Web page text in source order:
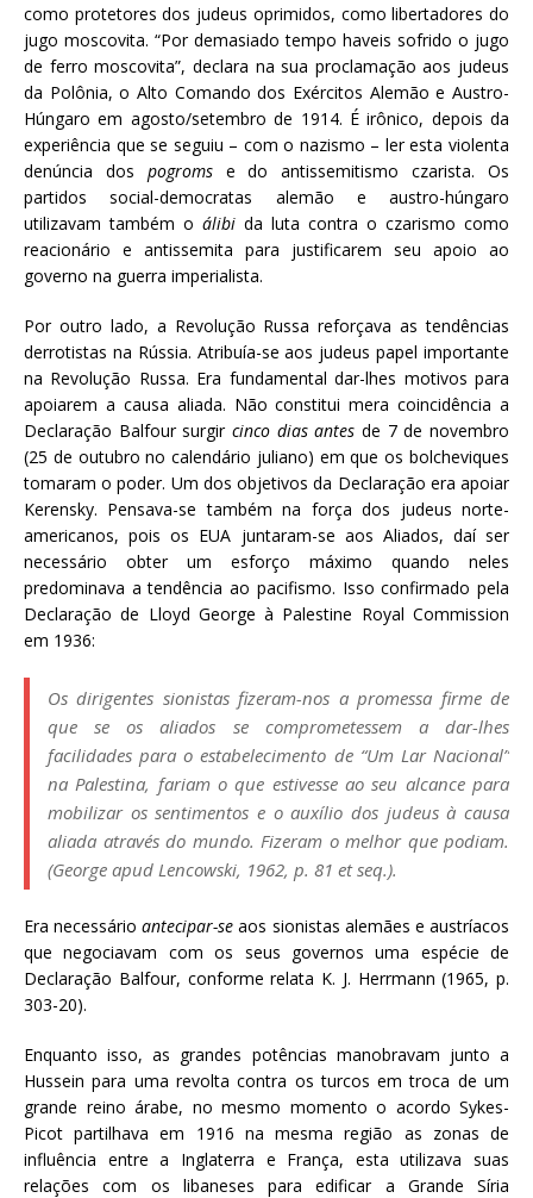
como protetores dos judeus oprimidos, como libertadores do
jugo moscovita. “Por demasiado tempo haveis sofrido o jugo
de ferro moscovita”, declara na sua proclamação aos judeus
da Polônia, o Alto Comando dos Exércitos Alemão e Austro-
Húngaro em agosto/setembro de 1914. É irônico, depois da
experiência que se seguiu – com o nazismo – ler esta violenta
denúncia dos pogromse do antissemitismo czarista. Os
partidos social-democratas alemão e austro-húngaro
utilizavam também o álibi da luta contra o czarismo como
reacionário e antissemita para justificarem seu apoio ao
governo na guerra imperialista.
Por outro lado, a Revolução Russa reforçava as tendências
derrotistas na Rússia. Atribuía-se aos judeus papel importante
na Revolução Russa. Era fundamental dar-lhes motivos para
apoiarem a causa aliada. Não constitui mera coincidência a
Declaração Balfour surgir cinco dias antes de 7 de novembro
(25 de outubro no calendário juliano) em que os bolcheviques
tomaram o poder. Um dos objetivos da Declaração era apoiar
Kerensky. Pensava-se também na força dos judeus norte-
americanos, pois os EUA juntaram-se aos Aliados, daí ser
necessário obter um esforço máximo quando neles
predominava a tendência ao pacifismo. Isso confirmado pela
Declaração de Lloyd George à Palestine Royal Commission
em 1936:
Os dirigentes sionistas fizeram-nos a promessa firme de
que se os aliados se comprometessem a dar-lhes
facilidades para o estabelecimento de “Um Lar Nacional”
na Palestina, fariam o que estivesse ao seu alcance para
mobilizar os sentimentos e o auxílio dos judeus à causa
aliada através do mundo. Fizeram o melhor que podiam.
(George apud Lencowski, 1962, p. 81 et seq.).
Era necessárioantecipar-se aos sionistas alemães e austríacos
que negociavam com os seus governos uma espécie de
Declaração Balfour, conforme relata K. J. Herrmann (1965, p.
303-20).
Enquanto isso, as grandes potências manobravam junto a
Hussein para uma revolta contra os turcos em troca de um
grande reino árabe, no mesmo momento o acordo Sykes-
Picot partilhava em 1916 na mesma região as zonas de
influência entre a Inglaterra e França, esta utilizava suas
relações com os libaneses para edificar a Grande Síria